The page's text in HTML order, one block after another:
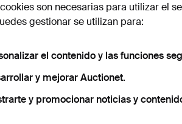
USD 191 USD
son necesarias para utilizar el
gestionar se utilizan para:
el contenido y las funciones
y mejorar Auctionet.
y promocionar noticias y